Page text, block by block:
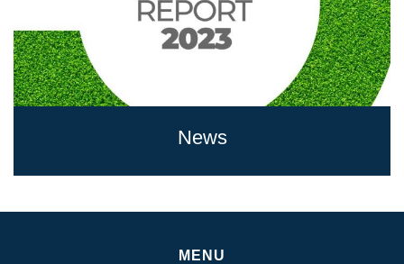
News
MENU